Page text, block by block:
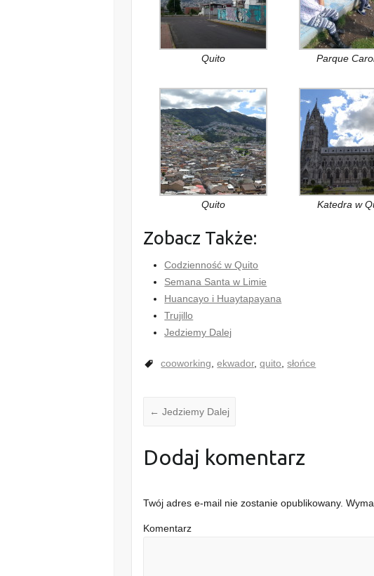
Quito Parque
Quito Katedra w
Zobacz Także:
Codzienność w Quito
Semana Santa w Limie
Huancayo i Huaytapayana
Trujillo
Jedziemy Dalej
cooworking ,ekwador,quito ,słońce
← Jedziemy Dalej
Dodaj komentarz
Twój adres e-mail nie zostanie opublikowany.
Komentarz